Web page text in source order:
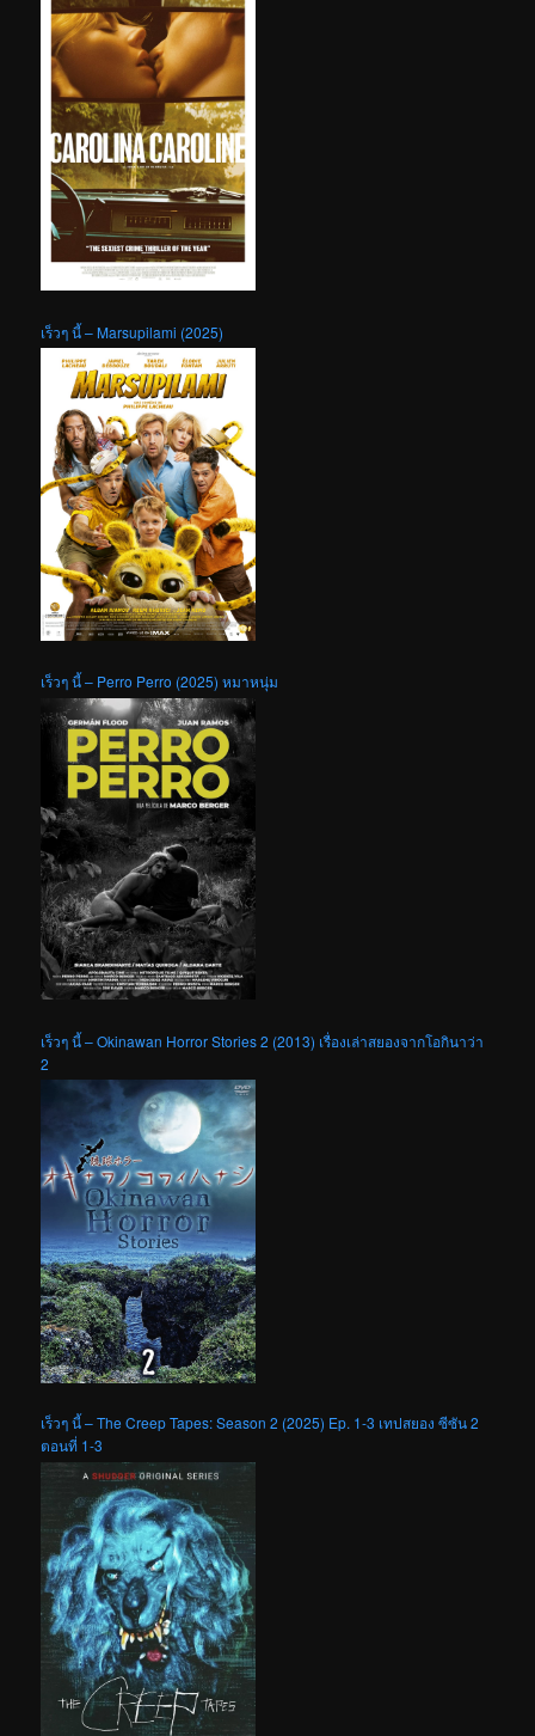
เร็วๆ นี้ – Marsupilami (2025)
เร็วๆ นี้ – Perro Perro (2025) หมาหนุ่ม
เร็วๆ นี้ – Okinawan Horror Stories 2 (2013) เรื่องเล่าสยองจากโอกินาว่า
2
เร็วๆ นี้ – The Creep Tapes: Season 2 (2025) Ep. 1-3 เทปสยอง ซีซัน 2
ตอนที่ 1-3